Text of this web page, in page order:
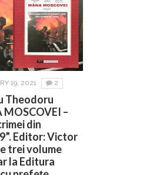
19, 2021 2
Theodoru
–
din
Editor: Victor
trei volume
la Editura